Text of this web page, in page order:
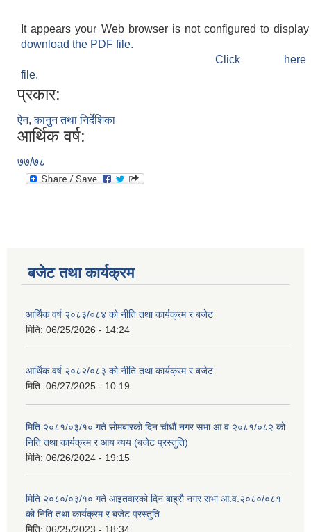
It appears your Web browser is not configured to
download the PDF file.
Click
file.
प्रकार:
ऐन, कानुन तथा निर्देशिका
आर्थिक वर्ष:
७७/७८
बजेट तथा कार्यक्रम
आर्थिक वर्ष २०८३/०८४ को नीति तथा कार्यक्रम र बजेट
मिति: 06/25/2026 - 14:24
आर्थिक वर्ष २०८२/०८३ को नीति तथा कार्यक्रम र बजेट
मिति: 06/27/2025 - 10:19
मिति २०८१/०३/१० गते सोमबारको दिन चौधौं नगर सभा आ.व.२०८१/०८२ को
निति तथा कार्यक्रम र आय व्यय (बजेट प्रस्तुति)
मिति: 06/26/2024 - 19:15
मिति २०८०/०३/१० गते आइतवारको दिन बाह्रौ नगर सभा आ.व.२०८०/०८१
को निति तथा कार्यक्रम र बजेट प्रस्तुति
मिति: 06/25/2023 - 18:34